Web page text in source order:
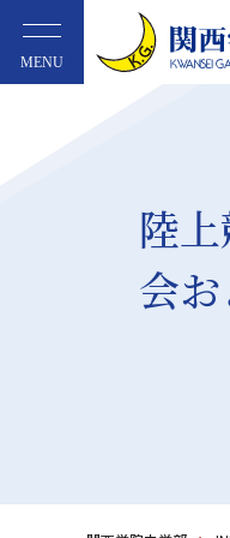
MENU
陸
会